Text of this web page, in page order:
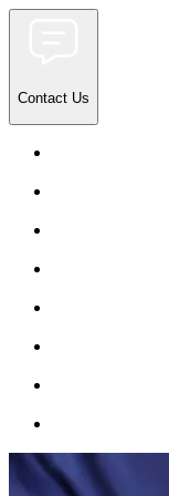
Contact Us